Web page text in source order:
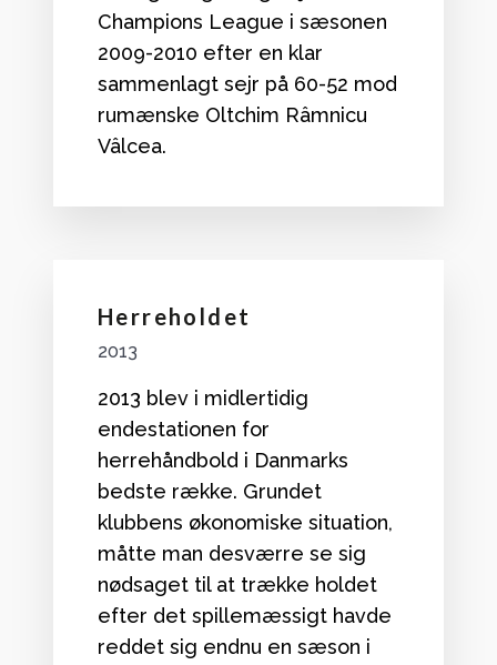
Champions League i sæsonen
2009-2010 efter en klar
sammenlagt sejr på 60-52 mod
rumænske Oltchim Râmnicu
Vâlcea.
Herreholdet
2013
2013 blev i midlertidig
endestationen for
herrehåndbold i Danmarks
bedste række. Grundet
klubbens økonomiske situation,
måtte man desværre se sig
nødsaget til at trække holdet
efter det spillemæssigt havde
reddet sig endnu en sæson i